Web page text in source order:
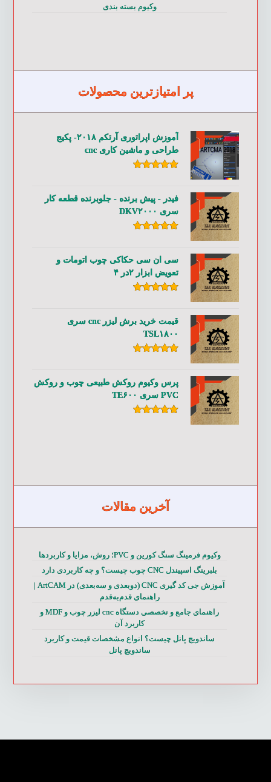
وکیوم بسته بندی
پر امتیازترین محصولات
آموزش اپراتوری آرتکم ۲۰۱۸- پکیج
طراحی و ماشین کاری cnc
فیدر - پیش برنده - جلوبرنده قطعه کار
سری DKV۲۰۰۰
سی ان سی حکاکی چوب اتومات و
تعویض ابزار ۲در ۴
قیمت خرید برش لیزر cnc سری
TSL۱۸۰۰
پرس وکیوم روکش طبیعی چوب و روکش
PVC سری TE۶۰۰
آخرین مقالات
وکیوم فرمینگ سنگ کورین و PVC؛ روش، مزایا و کاربردها
بلبرینگ اسپیندل CNC چوب چیست؟ و چه کاربردی دارد
آموزش جی کد گیری CNC (دوبعدی و سه‌بعدی) در ArtCAM |
راهنمای قدم‌به‌قدم
راهنمای جامع و تخصصی دستگاه cnc لیزر چوب و MDF و
کاربرد آن
ساندویچ پانل چیست؟ انواع مشخصات قیمت و کاربرد
ساندویچ پانل